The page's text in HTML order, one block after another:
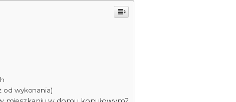
od wykonania)